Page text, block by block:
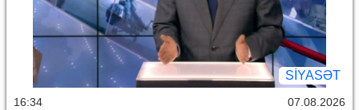
SİYASƏT
16:34 07.08.2026